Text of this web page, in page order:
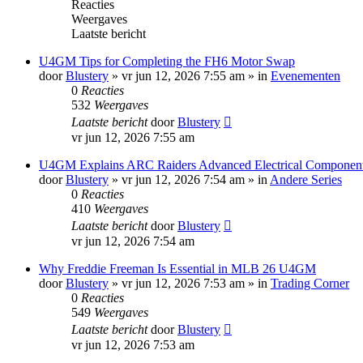
Reacties
Weergaves
Laatste bericht
U4GM Tips for Completing the FH6 Motor Swap
doorBlustery » vr jun 12, 2026 7:55 am » in Evenementen
0 Reacties
532 Weergaves
Laatste berichtdoorBlustery
vr jun 12, 2026 7:55 am
U4GM Explains ARC Raiders Advanced Electrical
doorBlustery » vr jun 12, 2026 7:54 am » in Andere Series
0 Reacties
410 Weergaves
Laatste berichtdoorBlustery
vr jun 12, 2026 7:54 am
Why Freddie Freeman Is Essential in MLB 26 U4GM
doorBlustery » vr jun 12, 2026 7:53 am » in Trading Corner
0 Reacties
549 Weergaves
Laatste berichtdoorBlustery
vr jun 12, 2026 7:53 am